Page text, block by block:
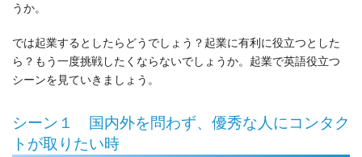
うか。
では起業するとしたらどうでしょう？起業に有利に役立つとした
ら？もう一度挑戦したくならないでしょうか。起業で英語役立つ
シーンを見ていきましょう。
シーン１ 国内外を問わず、優秀な人にコンタク
トが取りたい時